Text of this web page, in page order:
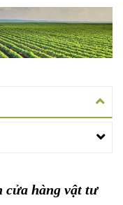
cửa hàng vật tư